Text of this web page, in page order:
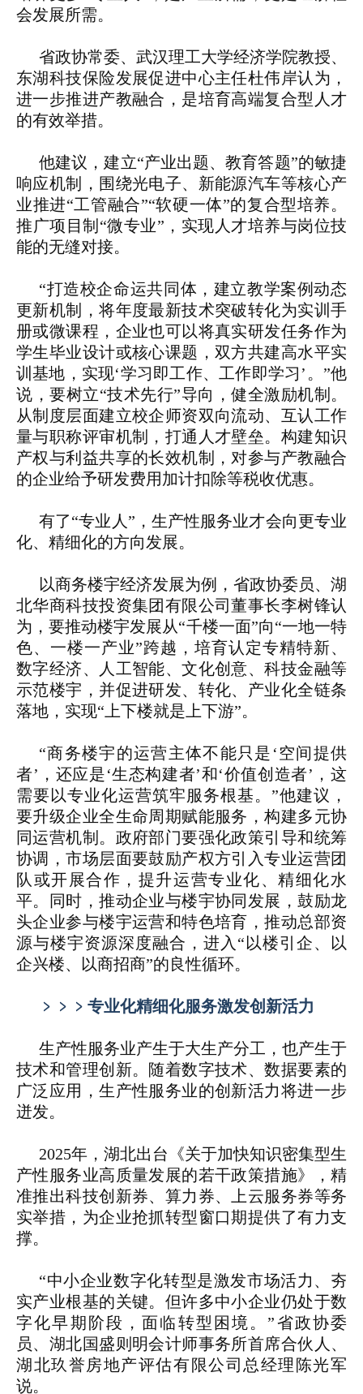
会发展所需。
省政协常委、武汉理工大学经济学院教授、
东湖科技保险发展促进中心主任杜伟岸认为，
进一步推进产教融合，是培育高端复合型人才
的有效举措。
他建议，建立“产业出题、教育答题”的敏捷
响应机制，围绕光电子、新能源汽车等核心产
业推进“工管融合”“软硬一体”的复合型培养。
推广项目制“微专业”，实现人才培养与岗位技
能的无缝对接。
“打造校企命运共同体，建立教学案例动态
更新机制，将年度最新技术突破转化为实训手
册或微课程，企业也可以将真实研发任务作为
学生毕业设计或核心课题，双方共建高水平实
训基地，实现‘学习即工作、工作即学习’。”他
说，要树立“技术先行”导向，健全激励机制。
从制度层面建立校企师资双向流动、互认工作
量与职称评审机制，打通人才壁垒。构建知识
产权与利益共享的长效机制，对参与产教融合
的企业给予研发费用加计扣除等税收优惠。
有了“专业人”，生产性服务业才会向更专业
化、精细化的方向发展。
以商务楼宇经济发展为例，省政协委员、湖
北华商科技投资集团有限公司董事长李树锋认
为，要推动楼宇发展从“千楼一面”向“一地一特
色、一楼一产业”跨越，培育认定专精特新、
数字经济、人工智能、文化创意、科技金融等
示范楼宇，并促进研发、转化、产业化全链条
落地，实现“上下楼就是上下游”。
“商务楼宇的运营主体不能只是‘空间提供
者’，还应是‘生态构建者’和‘价值创造者’，这
需要以专业化运营筑牢服务根基。”他建议，
要升级企业全生命周期赋能服务，构建多元协
同运营机制。政府部门要强化政策引导和统筹
协调，市场层面要鼓励产权方引入专业运营团
队或开展合作，提升运营专业化、精细化水
平。同时，推动企业与楼宇协同发展，鼓励龙
头企业参与楼宇运营和特色培育，推动总部资
源与楼宇资源深度融合，进入“以楼引企、以
企兴楼、以商招商”的良性循环。
﹥﹥﹥ 专业化精细化服务激发创新活力
生产性服务业产生于大生产分工，也产生于
技术和管理创新。随着数字技术、数据要素的
广泛应用，生产性服务业的创新活力将进一步
迸发。
2025年，湖北出台《关于加快知识密集型生
产性服务业高质量发展的若干政策措施》，精
准推出科技创新券、算力券、上云服务券等务
实举措，为企业抢抓转型窗口期提供了有力支
撑。
“中小企业数字化转型是激发市场活力、夯
实产业根基的关键。但许多中小企业仍处于数
字化早期阶段，面临转型困境。”省政协委
员、湖北国盛则明会计师事务所首席合伙人、
湖北玖誉房地产评估有限公司总经理陈光军
说。